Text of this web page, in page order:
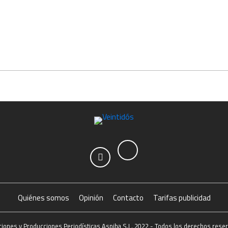
Quiénes somos Opinión Contacto Tarifas publicidad
y Producciones Periodísticas Aspiba S.L. 2022 - Todos los derechos